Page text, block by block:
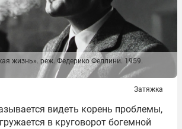
жизнь». реж. Федерико Феллини. 1959.
Затяжка
видеть корень проблемы,
в круговорот богемной